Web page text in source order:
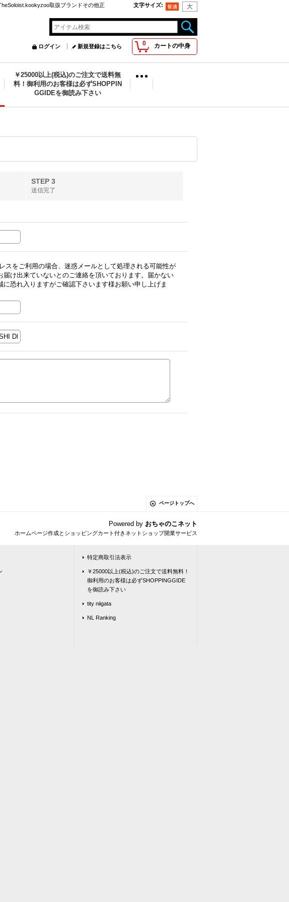
取扱ブランドその他正
文字サイズ:
0 カートの中身
ログイン 新規登録はこちら
￥25000以上(税込)のご注文で送料無
料！御利用のお客様は必ずSHOPPIN
GGIDEを御読み下さい
STEP 3
送信完了
スをご利用の場合、迷惑メールとして処理される可能性が
け出来ていないとのご連絡を頂いております。届かない
恐れ入りますがご確認下さいます様お願い申し上げま
ページトップへ
Powered by おちゃのこネット
ホームページ作成とショッピングカート付きネットショップ開業サービス
特定商取引法表示
￥25000以上(税込)のご注文で送料無料！
御利用のお客様は必ずSHOPPINGGIDE
を御読み下さい
tity niigata
NL Ranking